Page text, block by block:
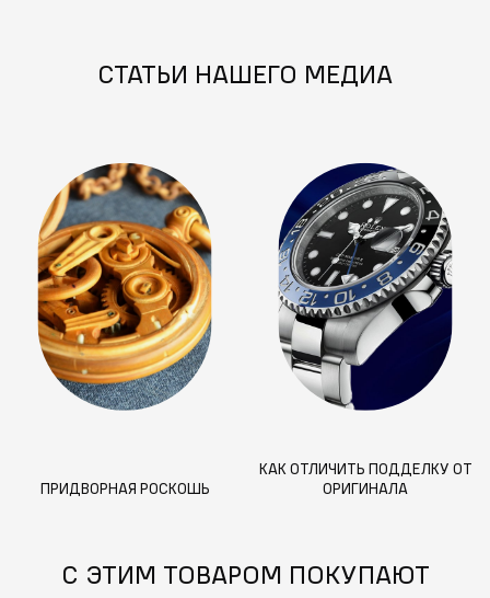
СТАТЬИ НАШЕГО МЕДИА
ПРИДВОРНАЯ РОСКОШЬ
КАК ОТЛИЧИТЬ ПОДДЕЛКУ ОТ
ОРИГИНАЛА
С ЭТИМ ТОВАРОМ ПОКУПАЮТ